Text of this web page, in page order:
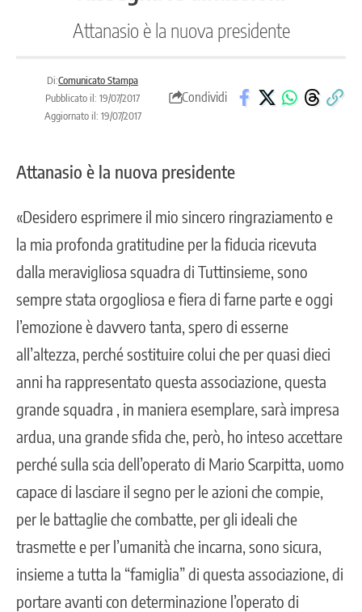
Attanasio è la nuova presidente
Di:Comunicato Stampa
Pubblicato il: 19/07/2017
Aggiornato il: 19/07/2017
Condividi
Attanasio è la nuova presidente
«Desidero esprimere il mio sincero ringraziamento e
la mia profonda gratitudine per la fiducia ricevuta
dalla meravigliosa squadra di Tuttinsieme, sono
sempre stata orgogliosa e fiera di farne parte e oggi
l’emozione è davvero tanta, spero di esserne
all’altezza, perché sostituire colui che per quasi dieci
anni ha rappresentato questa associazione, questa
grande squadra , in maniera esemplare, sarà impresa
ardua, una grande sfida che, però, ho inteso accettare
perché sulla scia dell’operato di Mario Scarpitta, uomo
capace di lasciare il segno per le azioni che compie,
per le battaglie che combatte, per gli ideali che
trasmette e per l’umanità che incarna, sono sicura,
insieme a tutta la “famiglia” di questa associazione, di
portare avanti con determinazione l’operato di